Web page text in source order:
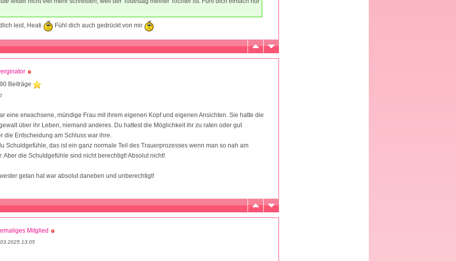
leid, Heati Fühl dich auch gedrückt von mir
Beiträge
eine erwachsene, mündige Frau mit ihrem eigenen Kopf und eigenen Ansichten. Sie hatte die
über ihr Leben, niemand anderes. Du hattest die Möglichkeit ihr zu raten oder gut
die Entscheidung am Schluss war ihre.
Schuldgefühle, das ist ein ganz normale Teil des Trauerprozesses wenn man so nah am
Aber die Schuldgefühle sind nicht berechtigt! Absolut nicht!
getan hat war absolut daneben und unberechtigt!
Mitglied
13:05